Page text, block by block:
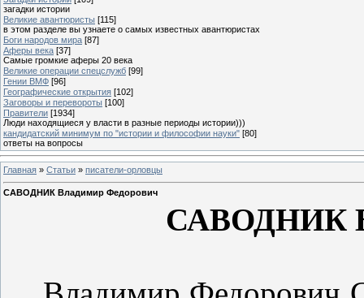
загадки истории
Великие авантюристы [115]
в этом разделе вы узнаете о самых известных авантюристах
Боги народов мира [87]
Аферы века [37]
Самые громкие аферы 20 века
Великие операции спецслужб [99]
Гении ВМФ [96]
Географические открытия [102]
Заговоры и перевороты [100]
Правители [1934]
Люди находящиеся у власти в разные периоды истории)))
кандидатский минимум по "истории и философии науки" [80]
ответы на вопросы
Главная » Статьи » писатели-орловцы
САВОДНИК Владимир Федорович
САВОДНИК